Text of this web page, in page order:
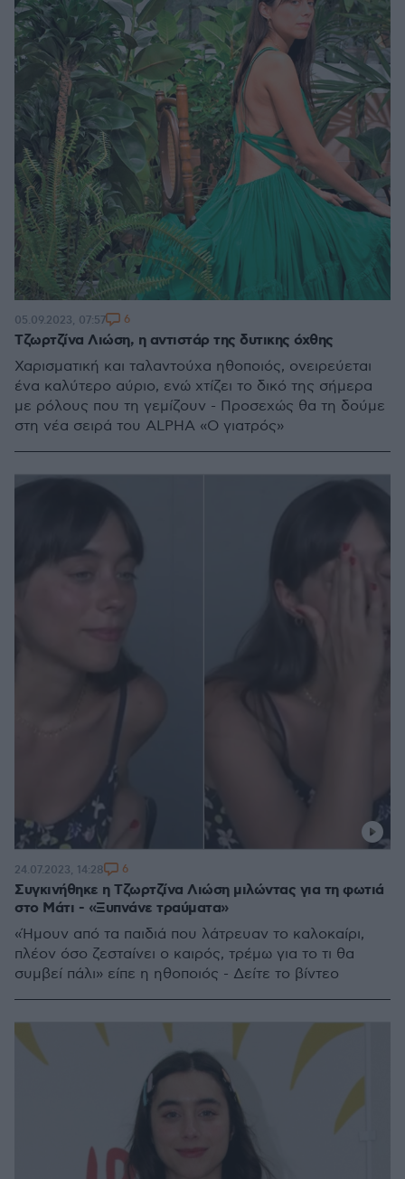
Τζωρτζίνα Λιώση, η αντιστάρ της δυτικης όχθης
Χαρισματική και ταλαντούχα ηθοποιός, ονειρεύεται
ένα καλύτερο αύριο, ενώ χτίζει το δικό της σήμερα
με ρόλους που τη γεμίζουν - Προσεχώς θα τη δούμε
στη νέα σειρά του ALPHA «Ο γιατρός»
05.09.2023, 07:57 6
Συγκινήθηκε η Τζωρτζίνα Λιώση μιλώντας για τη φωτιά
στο Μάτι - «Ξυπνάνε τραύματα»
«Ήμουν από τα παιδιά που λάτρευαν το καλοκαίρι,
πλέον όσο ζεσταίνει ο καιρός, τρέμω για το τι θα
συμβεί πάλι» είπε η ηθοποιός - Δείτε το βίντεο
24.07.2023, 14:28 6